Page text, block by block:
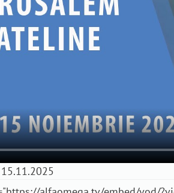
15.11.2025